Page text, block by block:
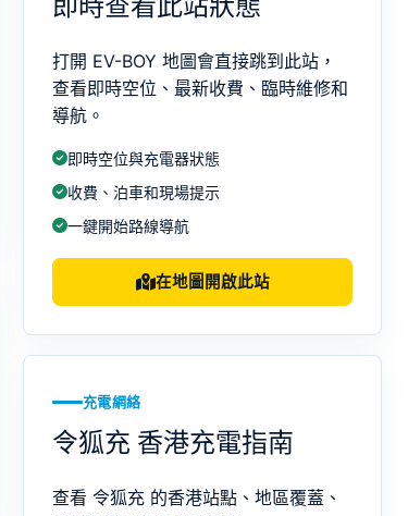
打開 EV-BOY 地圖會直接跳到此站，
查看即時空位、最新收費、臨時維修和
導航。
即時空位與充電器狀態
收費、泊車和現場提示
一鍵開始路線導航
在地圖開啟此站
充電網絡
令狐充 香港充電指南
查看 令狐充 的香港站點、地區覆蓋、